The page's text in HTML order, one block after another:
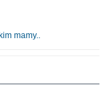
mamy..